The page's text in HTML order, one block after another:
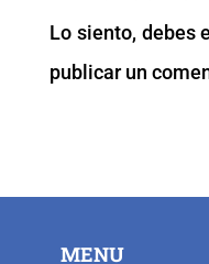
o
o
k
Lo siento, debes
publicar un
MENU